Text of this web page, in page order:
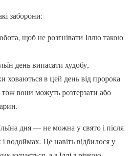
заборони:
щоб не розгнівати Іллю такою
день випасати худобу,
ховаються в цей день від пророка
тож вони можуть розтерзати або
дня — не можна у свято і після
водоймах. Це навіть відбилося у